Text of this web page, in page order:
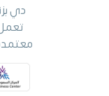
دي